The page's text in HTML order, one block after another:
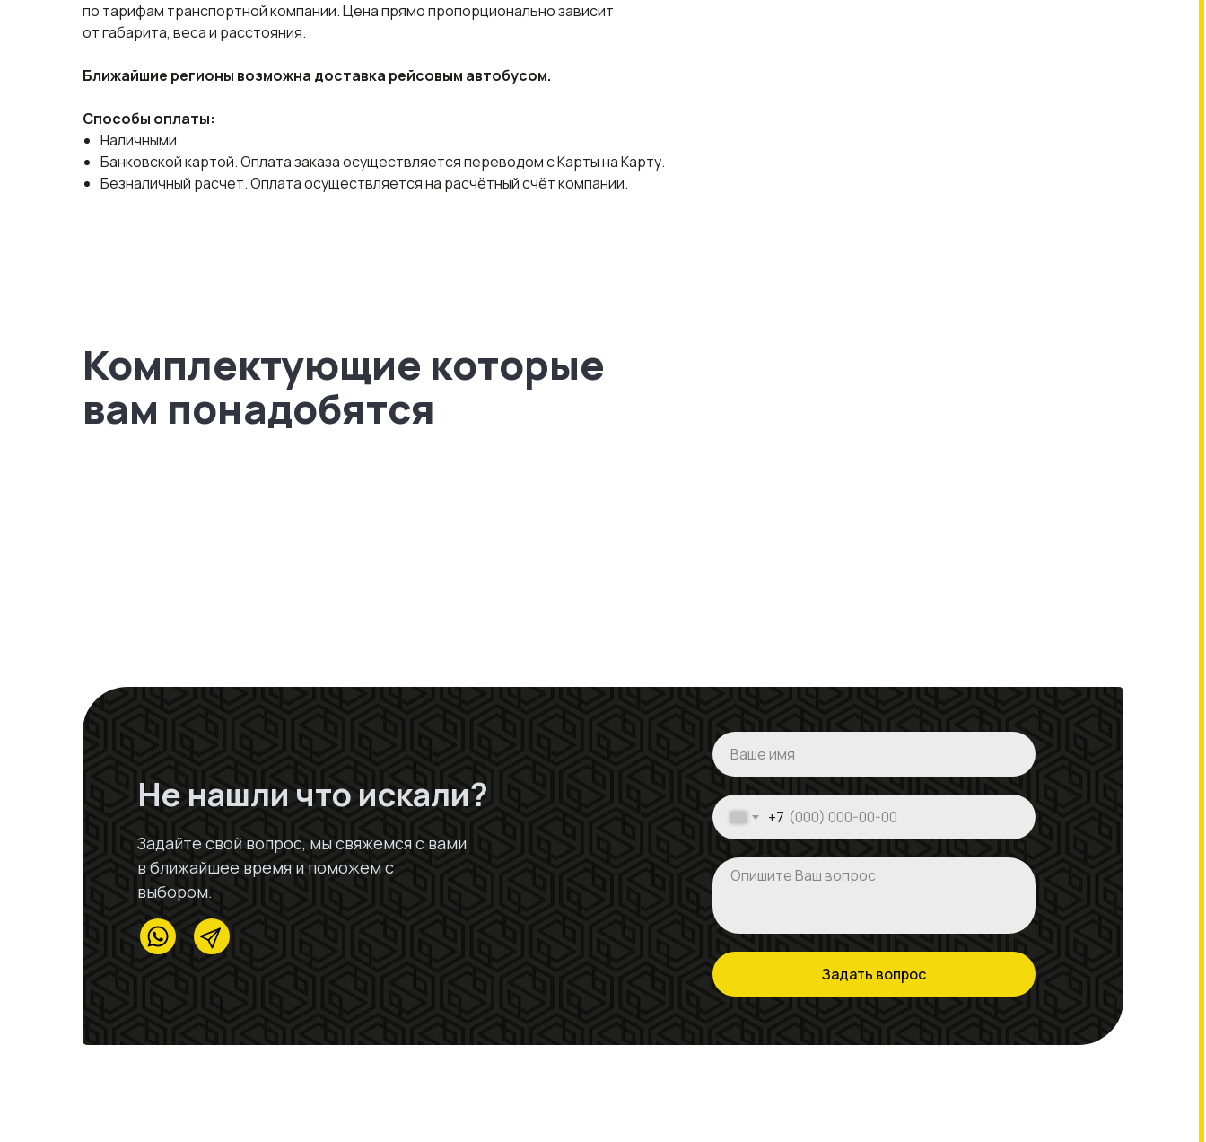
по тарифам транспортной компании. Цена прямо пропорционально зависит
от габарита, веса и расстояния.
Ближайшие регионы возможна доставка рейсовым автобусом.
Способы оплаты:
Наличными
Банковской картой. Оплата заказа осуществляется переводом с Карты на Карту.
Безналичный расчет. Оплата осуществляется на расчётный счёт компании.
Комплектующие которые
вам понадобятся
Не нашли что искали?
Задайте свой вопрос, мы свяжемся с вами
в ближайшее время и поможем с
выбором.
+7
Задать вопрос